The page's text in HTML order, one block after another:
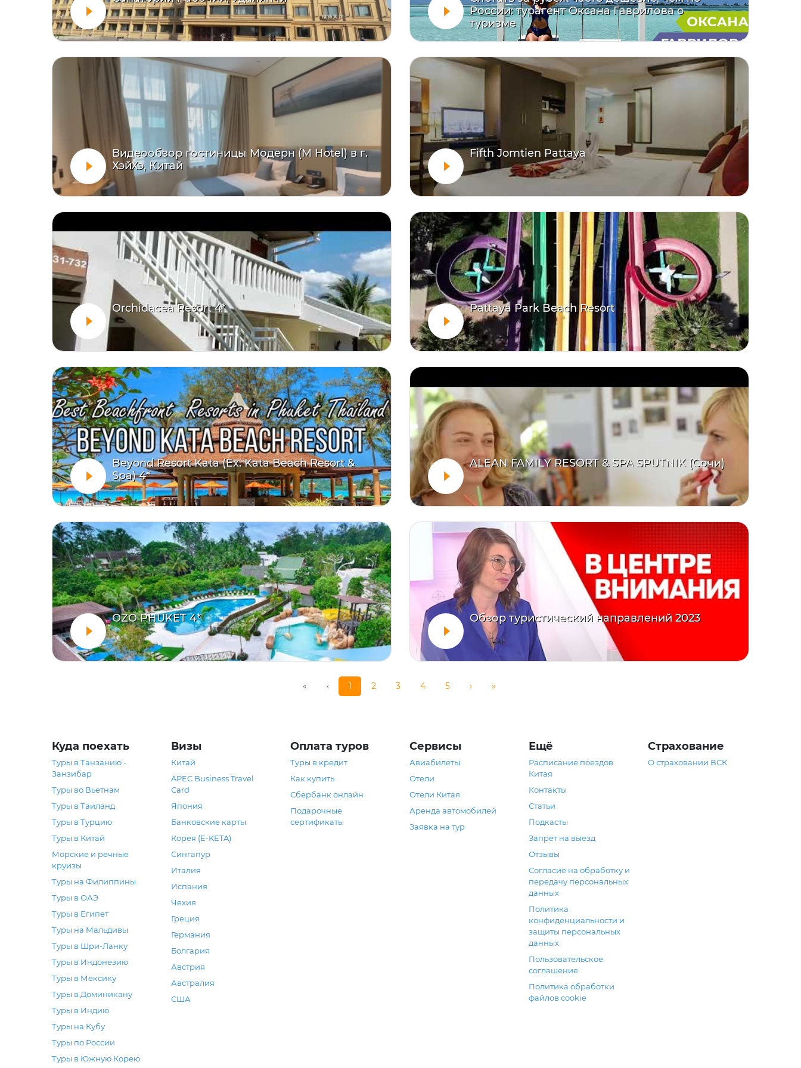
России: турагент Оксана Гаврилова о
туризме
Видеообзор гостиницы Модерн (M Hotel) в г.
ХэйХэ, Китай
Fifth Jomtien Pattaya
Orchidacea Resort 4* Pattaya Park Beach Resort
Beyond Resort Kata (Ex. Kata Beach Resort &
Spa) 4*
ALEAN FAMILY RESORT & SPA SPUTNIK (Сочи)
OZO PHUKET 4* Обзор туристический направлений 2023
« ‹ 1 2 3 4 5 › »
Куда поехать
Туры в Танзанию -
Занзибар
Туры во Вьетнам
Туры в Таиланд
Туры в Турцию
Туры в Китай
Морские и речные
круизы
Туры на Филиппины
Туры в ОАЭ
Туры в Египет
Туры на Мальдивы
Туры в Шри-Ланку
Туры в Индонезию
Туры в Мексику
Туры в Доминикану
Туры в Индию
Туры на Кубу
Туры по России
Туры в Южную Корею
Визы
Китай
APEC Business Travel
Card
Япония
Банковские карты
Корея (E-KETA)
Сингапур
Италия
Испания
Чехия
Греция
Германия
Болгария
Австрия
Австралия
США
Оплата туров
Туры в кредит
Как купить
Сбербанк онлайн
Подарочные
сертификаты
Сервисы
Авиабилеты
Отели
Отели Китая
Аренда автомобилей
Заявка на тур
Ещё
Расписание поездов
Китая
Контакты
Статьи
Подкасты
Запрет на выезд
Отзывы
Согласие на обработку и
передачу персональных
данных
Политика
конфиденциальности и
защиты персональных
данных
Пользовательское
соглашение
Политика обработки
файлов cookie
Страхование
О страховании ВСК